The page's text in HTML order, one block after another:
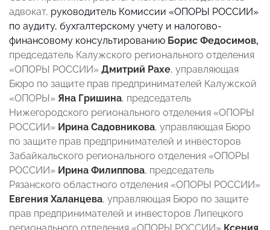
адвокат, руководитель Комиссии «ОПОРЫ РОССИИ»
по аудиту, бухгалтерскому учету и налогово-
финансовому консультированию Борис Федосимов,
председатель Калужского регионального отделения
«ОПОРЫ РОССИИ» Дмитрий Рахе, управляющая
Бюро по защите прав предпринимателей Калужской
«ОПОРЫ» Яна Гришина, председатель
Нижегородского регионального отделения «ОПОРЫ
РОССИИ» Ирина Садовникова, управляющая Бюро
по защите прав предпринимателей и инвесторов
Забайкальского регионального отделения «ОПОРЫ
РОССИИ» Ирина Филиппова, председатель
Рязанского областного отделения «ОПОРЫ РОССИИ»
Евгения Халанцева, управляющая Бюро по защите
прав предпринимателей и инвесторов Липецкого